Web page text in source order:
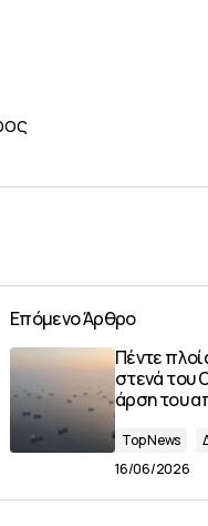
Επόμενο Άρθρο
Πέντε
στενά του
άρση του
Top News
16/06/2026